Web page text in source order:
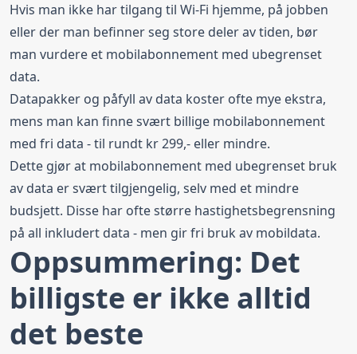
Hvis man ikke har tilgang til Wi-Fi hjemme, på jobben
eller der man befinner seg store deler av tiden, bør
man vurdere et mobilabonnement med ubegrenset
data.
Datapakker og påfyll av data koster ofte mye ekstra,
mens man kan finne svært billige mobilabonnement
med fri data - til rundt kr 299,- eller mindre.
Dette gjør at mobilabonnement med ubegrenset bruk
av data er svært tilgjengelig, selv med et mindre
budsjett. Disse har ofte større hastighetsbegrensning
på all inkludert data - men gir fri bruk av mobildata.
Oppsummering: Det
billigste er ikke alltid
det beste